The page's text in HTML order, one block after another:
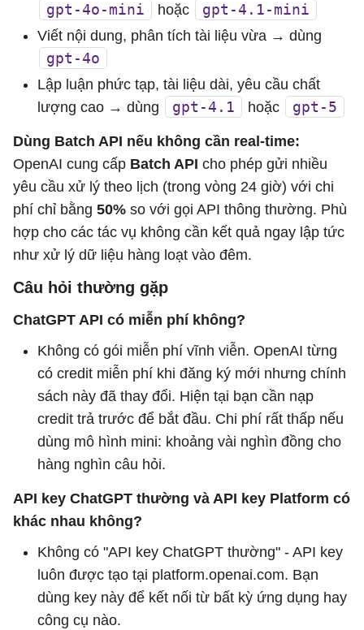
gpt-4o-mini hoặc gpt-4.1-mini
Viết nội dung, phân tích tài liệu vừa → dùng
gpt-4o
Lập luận phức tạp, tài liệu dài, yêu cầu chất
lượng cao → dùng
gpt-4.1 hoặc gpt-5
Dùng Batch API nếu không cần real-time:
OpenAI cung cấp Batch API cho phép gửi nhiều
yêu cầu xử lý theo lịch (trong vòng 24 giờ) với chi
phí chỉ bằng 50% so với gọi API thông thường. Phù
hợp cho các tác vụ không cần kết quả ngay lập tức
như xử lý dữ liệu hàng loạt vào đêm.
Câu hỏi thường gặp
ChatGPT API có miễn phí không?
Không có gói miễn phí vĩnh viễn. OpenAI từng
có credit miễn phí khi đăng ký mới nhưng chính
sách này đã thay đổi. Hiện tại bạn cần nạp
credit trả trước để bắt đầu. Chi phí rất thấp nếu
dùng mô hình mini: khoảng vài nghìn đồng cho
hàng nghìn câu hỏi.
API key ChatGPT thường và API key Platform có
khác nhau không?
Không có "API key ChatGPT thường" - API key
luôn được tạo tại platform.openai.com. Bạn
dùng key này để kết nối từ bất kỳ ứng dụng hay
công cụ nào.